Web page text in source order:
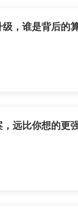
，谁是背后的
远比你想的更